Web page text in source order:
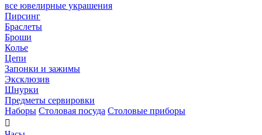
все ювелирные украшения
Пирсинг
Браслеты
Броши
Колье
Цепи
Запонки и зажимы
Эксклюзив
Шнурки
Предметы сервировки
Наборы Столовая посуда Столовые приборы
